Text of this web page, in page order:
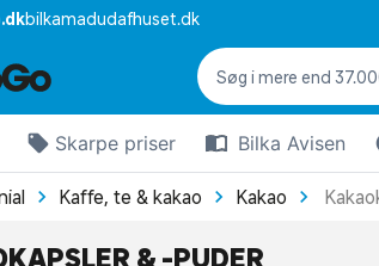
bilkamadudafhuset.dk
Skarpe priser Bilka Avisen
Kaffe, te & kakao Kakao
& -PUDER